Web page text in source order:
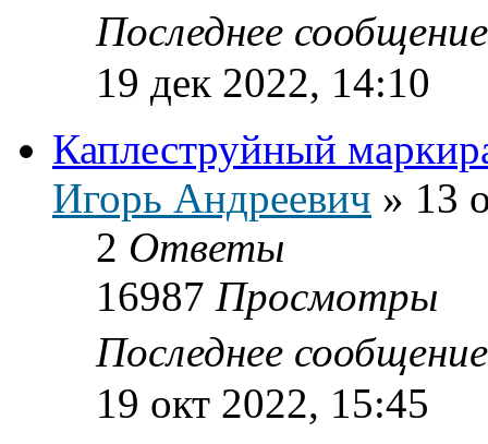
Последнее
19 дек 2022, 14:10
Каплеструйный
Игорь Андреевич » 13
2 Ответы
16987 Просмотры
Последнее
19 окт 2022, 15:45